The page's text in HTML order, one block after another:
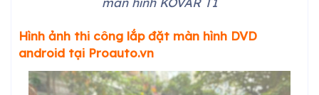
Hình ảnh thi công lắp đặt màn hình DVD
android tại Proauto.vn